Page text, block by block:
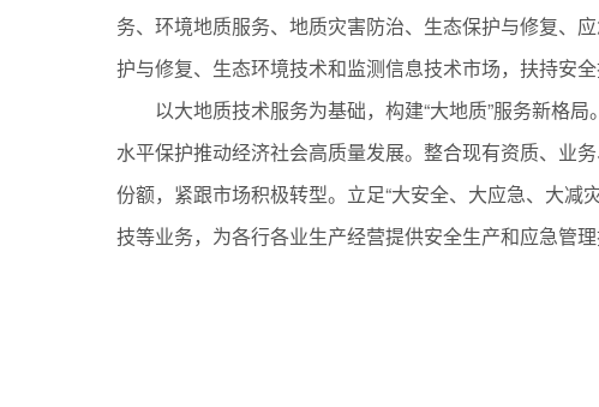
务、环境地质服务、地质灾害防治、生态保护与修复、
护与修复、生态环境技术和监测信息技术市场，扶持安
以大地质技术服务为基础，构建“大地质”服务新格
水平保护推动经济社会高质量发展。整合现有资质、业
份额，紧跟市场积极转型。立足“大安全、大应急、大
技等业务，为各行各业生产经营提供安全生产和应急管理